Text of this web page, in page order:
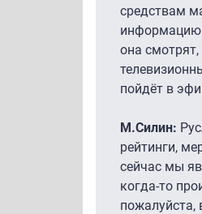
средствам
информацию
она смотрят,
пойдёт в
М.Силин:
рейтинги,
сейчас мы
когда-то
пожалуйста,